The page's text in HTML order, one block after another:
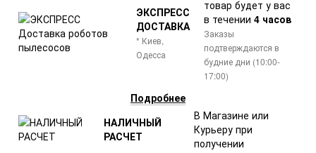
ЭКСПРЕСС
ДОСТАВКА
* Киев,
Одесса
товар будет у вас
в течении 4 часов
Заказы
подтверждаются в
будние дни (10:00-
17:00)
Подробнее
НАЛИЧНЫЙ
РАСЧЕТ
В Магазине или
Курьеру при
получении